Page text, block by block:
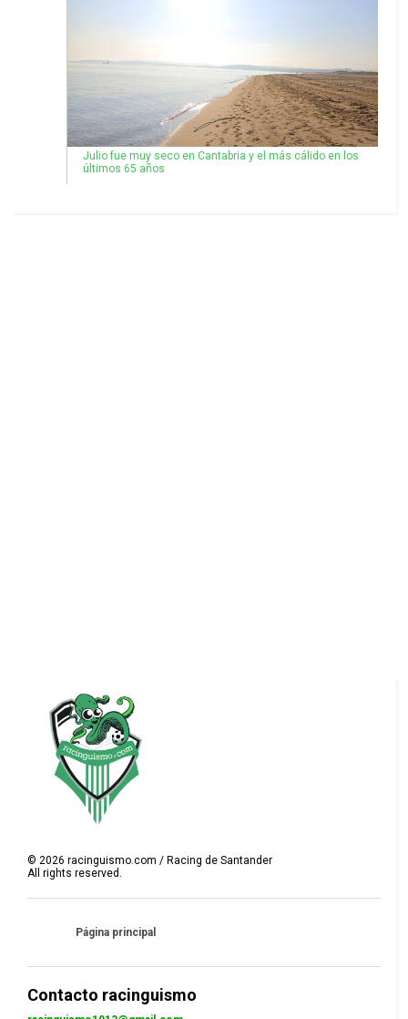
Julio fue muy seco en Cantabria y el más cálido en los
últimos 65 años
© 2026 racinguismo.com / Racing de Santander
All rights reserved.
Página principal
Contacto racinguismo